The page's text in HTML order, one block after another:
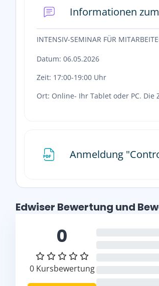
Informationen
INTENSIV-SEMINAR FÜR
Datum: 06.05.2026
Zeit: 17:00-19:00 Uhr
Ort: Online- Ihr Tablet oder PC.
Anmeldung
Edwiser Bewertung und Bewertung
Edwiser Bewertung und
0
0 Kursbewertung